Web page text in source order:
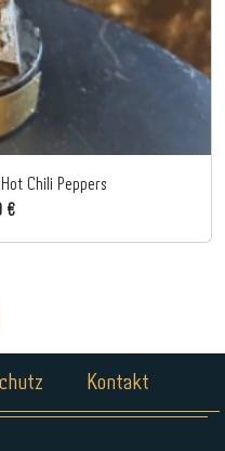
Chili Peppers
€
Kontakt